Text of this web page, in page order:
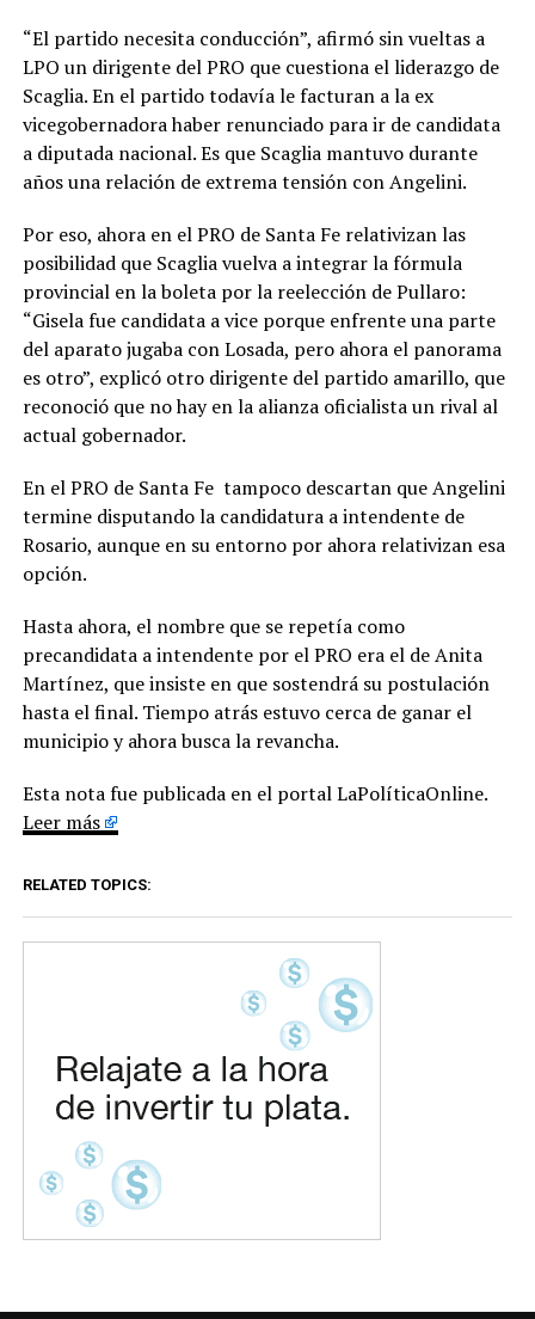
“El partido necesita conducción”, afirmó sin vueltas a
LPO un dirigente del PRO que cuestiona el liderazgo de
Scaglia. En el partido todavía le facturan a la ex
vicegobernadora haber renunciado para ir de candidata
a diputada nacional. Es que Scaglia mantuvo durante
años una relación de extrema tensión con Angelini.
Por eso, ahora en el PRO de Santa Fe relativizan las
posibilidad que Scaglia vuelva a integrar la fórmula
provincial en la boleta por la reelección de Pullaro:
“Gisela fue candidata a vice porque enfrente una parte
del aparato jugaba con Losada, pero ahora el panorama
es otro”, explicó otro dirigente del partido amarillo, que
reconoció que no hay en la alianza oficialista un rival al
actual gobernador.
En el PRO de Santa Fe tampoco descartan que Angelini
termine disputando la candidatura a intendente de
Rosario, aunque en su entorno por ahora relativizan esa
opción.
Hasta ahora, el nombre que se repetía como
precandidata a intendente por el PRO era el de Anita
Martínez, que insiste en que sostendrá su postulación
hasta el final. Tiempo atrás estuvo cerca de ganar el
municipio y ahora busca la revancha.
Esta nota fue publicada en el portal LaPolíticaOnline.
Leer más
RELATED TOPICS: